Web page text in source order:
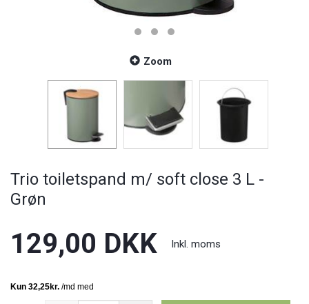
Zoom
Trio toiletspand m/ soft close 3 L -
Grøn
129,00 DKK Inkl. moms